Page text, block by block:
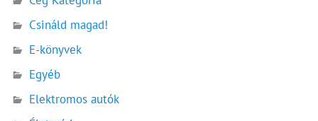
Csináld magad!
E-könyvek
Egyéb
Elektromos autók